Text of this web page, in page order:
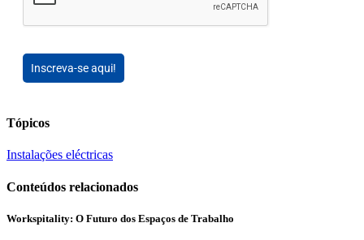
Inscreva-se aqui!
Tópicos
Instalações eléctricas
Conteúdos relacionados
Workspitality: O Futuro dos Espaços de Trabalho